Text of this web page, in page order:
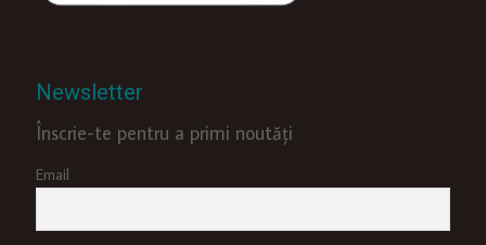
Newsletter
Înscrie-te pentru a primi noutăți
Email